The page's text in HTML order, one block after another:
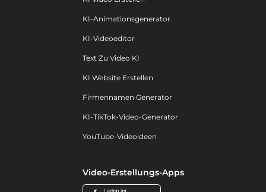
KI-Animationsgenerator
KI-Videoeditor
Text Zu Video KI
KI Website Erstellen
Firmennamen Generator
KI-TikTok-Video-Generator
YouTube-Videoideen
Video-Erstellungs-Apps